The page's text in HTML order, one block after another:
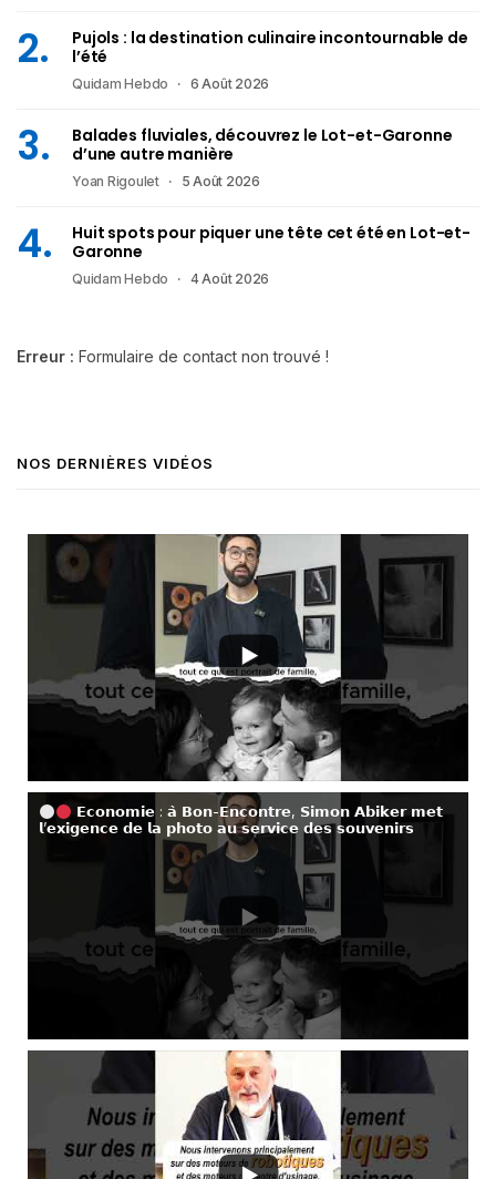
Pujols : la destination culinaire incontournable de
l’été
Quidam Hebdo 6 Août 2026
Balades fluviales, découvrez le Lot-et-Garonne
d’une autre manière
Yoan Rigoulet 5 Août 2026
Huit spots pour piquer une tête cet été en Lot-et-
Garonne
Quidam Hebdo 4 Août 2026
Erreur : Formulaire de contact non trouvé !
NOS DERNIÈRES VIDÉOS
𝗘𝗰𝗼𝗻𝗼𝗺𝗶𝗲 : 𝗮̀ 𝗕𝗼𝗻-𝗘𝗻𝗰𝗼𝗻𝘁𝗿𝗲, 𝗦𝗶𝗺𝗼𝗻 𝗔𝗯𝗶𝗸𝗲𝗿 𝗺𝗲𝘁
𝗹’𝗲𝘅𝗶𝗴𝗲𝗻𝗰𝗲 𝗱𝗲 𝗹𝗮 𝗽𝗵𝗼𝘁𝗼 𝗮𝘂 𝘀𝗲𝗿𝘃𝗶𝗰𝗲 𝗱𝗲𝘀 𝘀𝗼𝘂𝘃𝗲𝗻𝗶𝗿𝘀